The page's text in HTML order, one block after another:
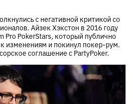
с негативной критикой со
Айзек Хэкстон в 2016 году
Pro PokerStars, который публично
изменениям и покинул покер-рум.
соглашение с PartyPoker.